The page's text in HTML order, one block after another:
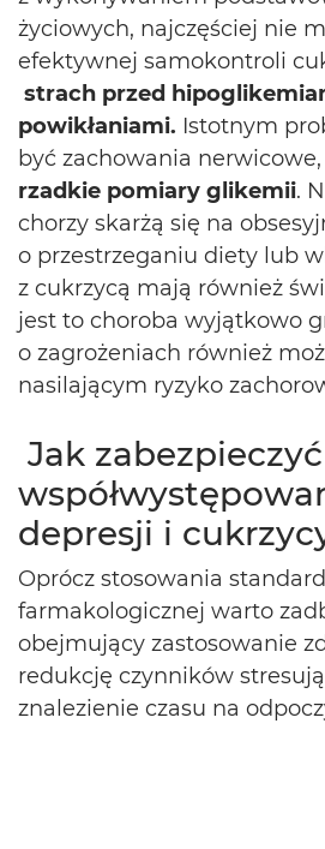
życiowych, najczęściej nie
efektywnej samokontroli
strach przed
powikłaniami. Istotnym
być zachowania
rzadkie pomiary glikemii.
chorzy skarżą się na
o przestrzeganiu diety lub
z cukrzycą mają również
jest to choroba wyjątkowo
o zagrożeniach również
nasilającym ryzyko
Jak
depresji i
Oprócz stosowania
farmakologicznej warto
obejmujący zastosowanie
redukcję czynników
znalezienie czasu na